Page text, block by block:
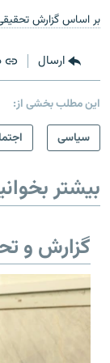
بر اساس گزارش
ارسال
این مطلب بخشی از:
سیاسی
بیشتر
گزارش و